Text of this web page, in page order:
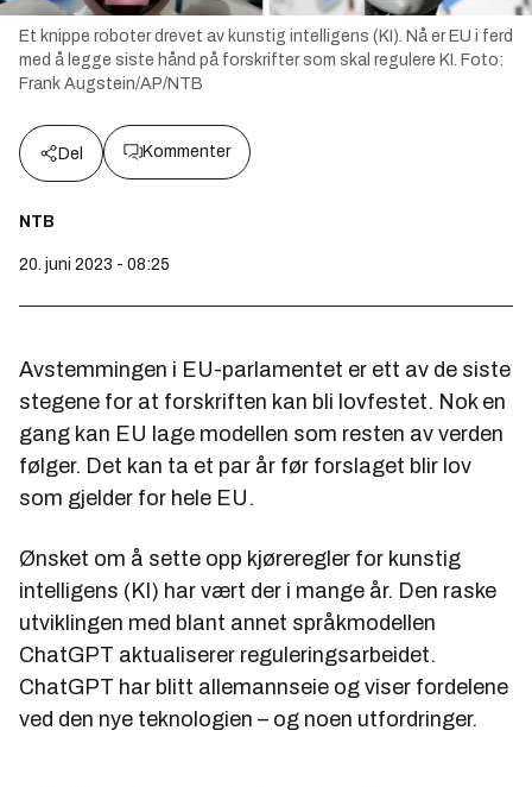
Et knippe roboter drevet av kunstig intelligens (KI). Nå er EU i ferd
med å legge siste hånd på forskrifter som skal regulere KI.
Foto:
Frank Augstein/AP/NTB
Del Kommenter
NTB
20. juni 2023 - 08:25
Avstemmingen i EU-parlamentet er ett av de siste
stegene for at forskriften kan bli lovfestet. Nok en
gang kan EU lage modellen som resten av verden
følger. Det kan ta et par år før forslaget blir lov
som gjelder for hele EU.
Ønsket om å sette opp kjøreregler for kunstig
intelligens (KI) har vært der i mange år. Den raske
utviklingen med blant annet språkmodellen
ChatGPT aktualiserer reguleringsarbeidet.
ChatGPT har blitt allemannseie og viser fordelene
ved den nye teknologien – og noen utfordringer.